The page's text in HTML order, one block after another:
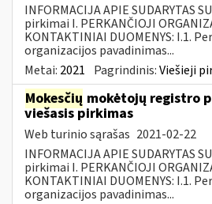
INFORMACIJA APIE SUDARYTAS
pirkimai I. PERKANČIOJI
KONTAKTINIAI DUOMENYS: I.1.
organizacijos pavadinimas...
Metai: 2021 Pagrindinis:Viešieji
Mokesčių mokėtojų registro
viešasis pirkimas
Web turinio sąrašas 2021-02-22
INFORMACIJA APIE SUDARYTAS
pirkimai I. PERKANČIOJI
KONTAKTINIAI DUOMENYS: I.1.
organizacijos pavadinimas...